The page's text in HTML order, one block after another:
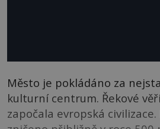
Město je pokládáno za
kulturní centrum. Řekové
započala evropská